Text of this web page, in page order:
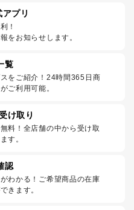
プリ
！
をお知らせします。
覧
をご紹介！24時間365日商
ご利用可能。
け取り
料！全店舗の中から受け取
す。
認
わかる！ご希望商品の在庫
きます。